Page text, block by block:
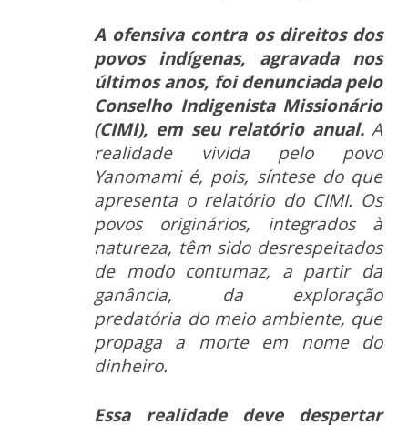
A ofensiva contra os direitos dos
povos indígenas, agravada nos
últimos anos, foi denunciada pelo
Conselho Indigenista Missionário
(CIMI), em seu relatório anual. A
realidade vivida pelo povo
Yanomami é, pois, síntese do que
apresenta o relatório do CIMI. Os
povos originários, integrados à
natureza, têm sido desrespeitados
de modo contumaz, a partir da
ganância, da exploração
predatória do meio ambiente, que
propaga a morte em nome do
dinheiro.
Essa realidade deve despertar